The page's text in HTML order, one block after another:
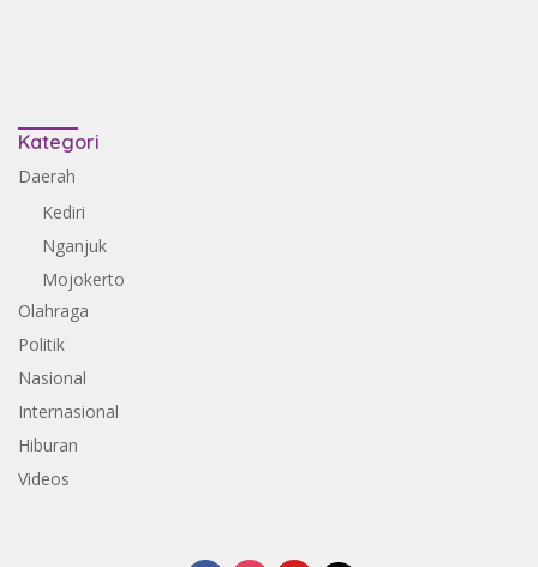
Kategori
Daerah
Kediri
Nganjuk
Mojokerto
Olahraga
Politik
Nasional
Internasional
Hiburan
Videos